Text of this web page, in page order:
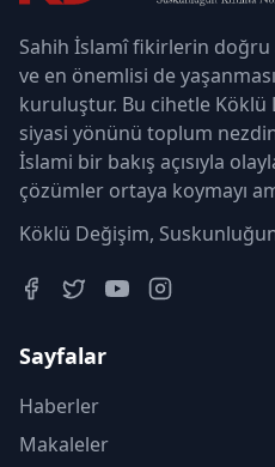
Sahih İslamî fikirlerin doğru
ve en önemlisi de
kuruluştur. Bu cihetle Köklü
siyasi yönünü toplum
İslami bir bakış açısıyla
çözümler ortaya koymayı
Köklü Değişim, Suskunluğun
Sayfalar
Haberler
Makaleler